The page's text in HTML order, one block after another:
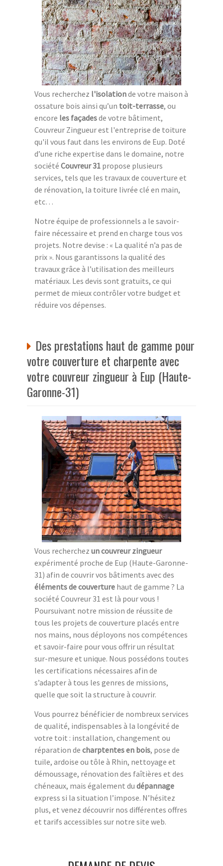
Vous recherchez l'isolationde votre maison à
ossature bois ainsi qu’un toit-terrasse, ou
encore les façadesde votre bâtiment,
Couvreur Zingueur est l'entreprise de toiture
qu'il vous faut dans les environs de Eup. Doté
d’une riche expertise dans le domaine, notre
société Couvreur 31 propose plusieurs
services, tels que les travaux de couverture et
de rénovation, la toiture livrée clé en main,
etc…
Notre équipe de professionnels a le savoir-
faire nécessaire et prend en charge tous vos
projets. Notre devise : « La qualité n’a pas de
prix ». Nous garantissons la qualité des
travaux grâce à l’utilisation des meilleurs
matériaux. Les devis sont gratuits, ce qui
permet de mieux contrôler votre budget et
réduire vos dépenses.
Des prestations haut de gamme pour
votre couverture et charpente avec
votre couvreur zingueur à Eup (Haute-
Garonne-31)
Vous recherchez un couvreur zingueur
expérimenté proche de Eup (Haute-Garonne-
31) afin de couvrir vos bâtiments avec des
éléments de couverture haut de gamme ? La
société Couvreur 31 est là pour vous !
Poursuivant notre mission de réussite de
tous les projets de couverture placés entre
nos mains, nous déployons nos compétences
et savoir-faire pour vous offrir un résultat
sur-mesure et unique. Nous possédons toutes
les certifications nécessaires afin de
s’adapter à tous les genres de missions,
quelle que soit la structure à couvrir.
Vous pourrez bénéficier de nombreux services
de qualité, indispensables à la longévité de
votre toit : installation, changement ou
réparation de charptentes en bois, pose de
tuile, ardoise ou tôle à Rhin, nettoyage et
démoussage, rénovation des faîtières et des
chéneaux, mais également du dépannage
express si la situation l’impose. N’hésitez
plus, et venez découvrir nos différentes offres
et tarifs accessibles sur notre site web.